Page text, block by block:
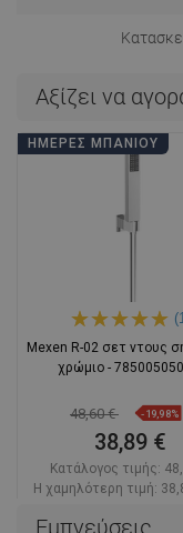
Αξίζει να
ΗΜΈΡΕΣ ΜΠΆΝΙΟΥ
Mexen R-02 σετ ντους
χρώμιο -
48,60 € -19,98%
38,89 €
Κατάλογος τιμής:
Η χαμηλότερη τιμή:
Εμπνεύσεις